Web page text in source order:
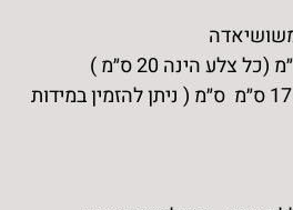
אורך כולל של המוצר 170 ס״מ ס״מ ( ניתן להזמין במידות